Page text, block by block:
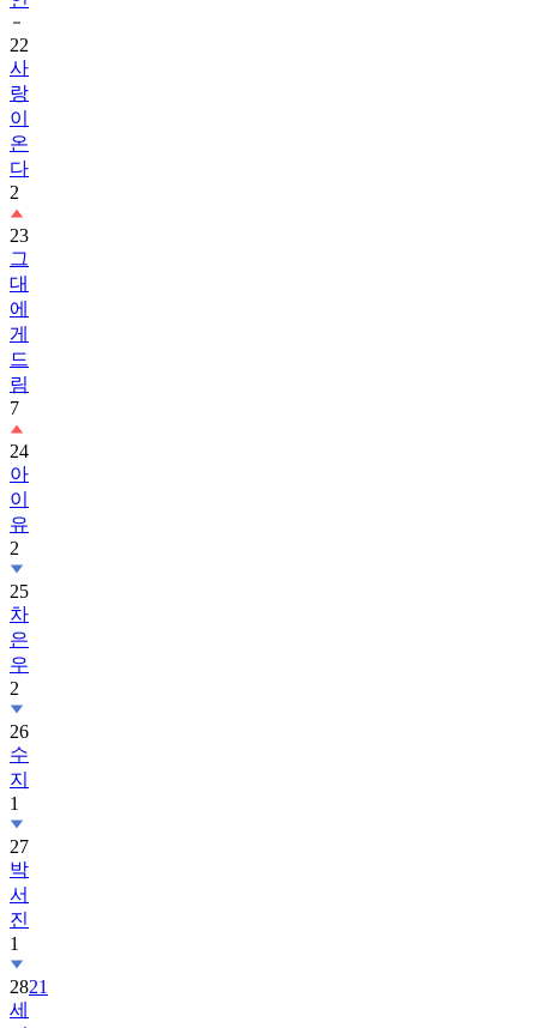
22
사
랑
이
온
다
2
23
그
대
에
게
드
림
7
24
아
이
유
2
25
차
은
우
2
26
수
지
1
27
박
서
진
1
2821
세